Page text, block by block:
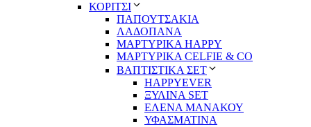
ΚΟΡΙΤΣΙ
ΠΑΠΟΥΤΣΑΚΙΑ
ΛΑΔΟΠΑΝΑ
ΜΑΡΤΥΡΙΚΑ HAPPY
ΜΑΡΤΥΡΙΚΑ CELFIE & CO
ΒΑΠΤΙΣΤΙΚΑ ΣΕΤ
HAPPYEVER
ΞΥΛΙΝΑ SET
ΕΛΕΝΑ ΜΑΝΑΚΟΥ
ΥΦΑΣΜΑΤΙΝΑ